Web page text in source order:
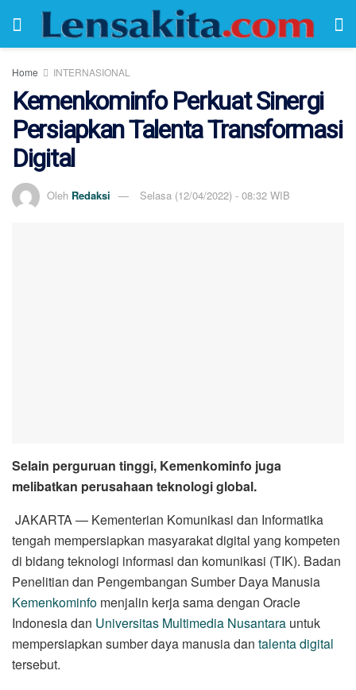
Home INTERNASIONAL
Kemenkominfo Perkuat Sinergi
Persiapkan Talenta Transformasi
Digital
Oleh Redaksi Selasa (12/04/2022) - 08:32 WIB
Selain perguruan tinggi, Kemenkominfo juga
melibatkan perusahaan teknologi global.
JAKARTA — Kementerian Komunikasi dan Informatika
tengah mempersiapkan masyarakat digital yang kompeten
di bidang teknologi informasi dan komunikasi (TIK). Badan
Penelitian dan Pengembangan Sumber Daya Manusia
Kemenkominfo menjalin kerja sama dengan Oracle
Indonesia dan Universitas Multimedia Nusantara untuk
mempersiapkan sumber daya manusia dan talenta digital
tersebut.